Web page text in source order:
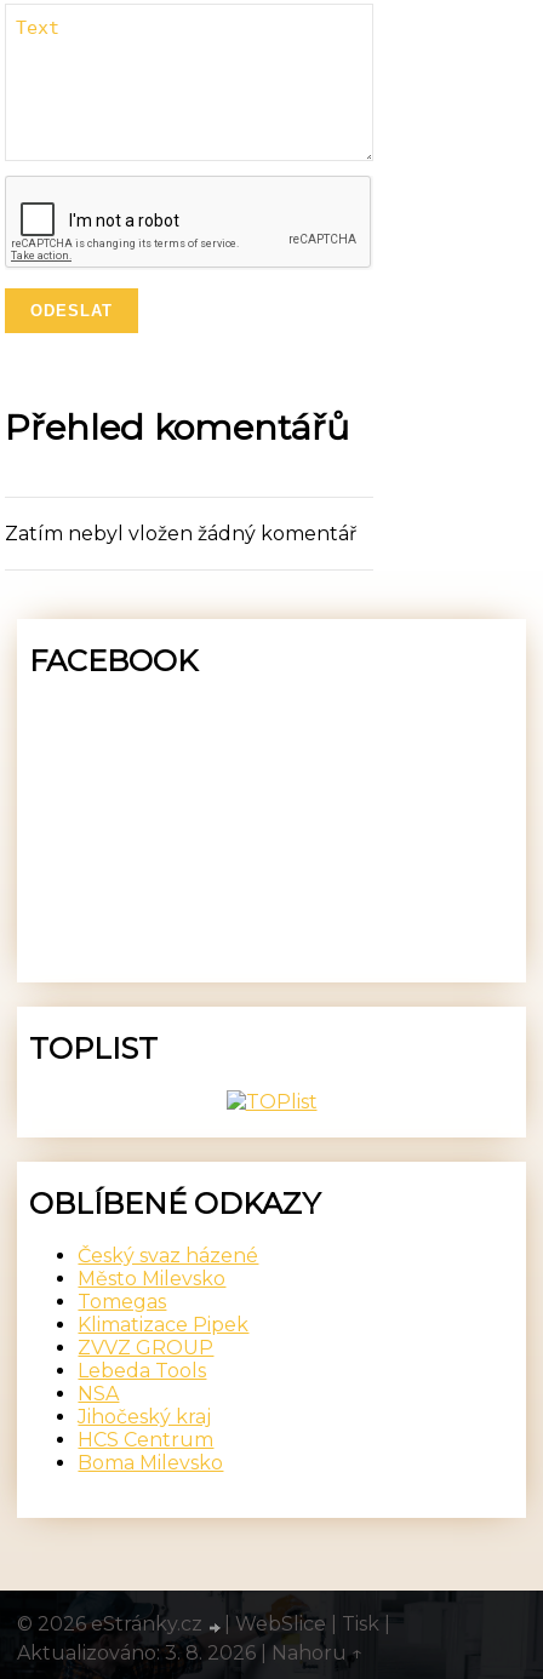
Přehled komentářů
Zatím nebyl vložen žádný komentář
FACEBOOK
TOPLIST
OBLÍBENÉ ODKAZY
Český svaz házené
Město Milevsko
Tomegas
Klimatizace Pipek
ZVVZ GROUP
Lebeda Tools
NSA
Jihočeský kraj
HCS Centrum
Boma Milevsko
© 2026 eStránky.cz WebSlice Tisk
Aktualizováno: 3. 8. 2026
Nahoru ↑